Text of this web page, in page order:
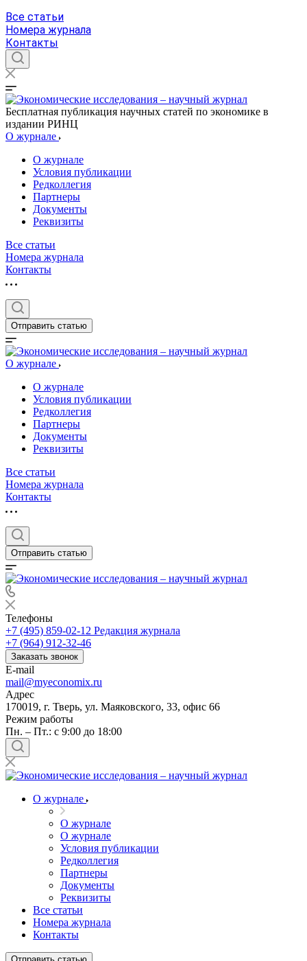
Все статьи
Номера журнала
Контакты
Бесплатная публикация научных статей по экономике в
издании РИНЦ
О журнале
О журнале
Условия публикации
Редколлегия
Партнеры
Документы
Реквизиты
Все статьи
Номера журнала
Контакты
Отправить статью
О журнале
О журнале
Условия публикации
Редколлегия
Партнеры
Документы
Реквизиты
Все статьи
Номера журнала
Контакты
Отправить статью
Телефоны
+7 (495) 859-02-12 Редакция журнала
+7 (964) 912-32-46
Заказать звонок
E-mail
mail@myeconomix.ru
Адрес
170019, г. Тверь, ул. Маяковского, 33, офис 66
Режим работы
Пн. – Пт.: с 9:00 до 18:00
О журнале
О журнале
О журнале
Условия публикации
Редколлегия
Партнеры
Документы
Реквизиты
Все статьи
Номера журнала
Контакты